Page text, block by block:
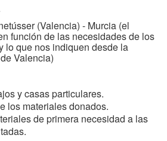
(Valencia) - Murcia (el
función de las necesidades de los
lo que nos indiquen desde la
Valencia)
y casas particulares.
los materiales donados.
de primera necesidad a las